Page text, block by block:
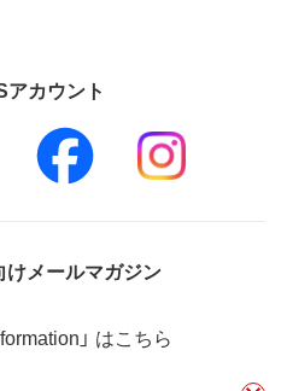
カウント
メールマガジン
」 はこちら